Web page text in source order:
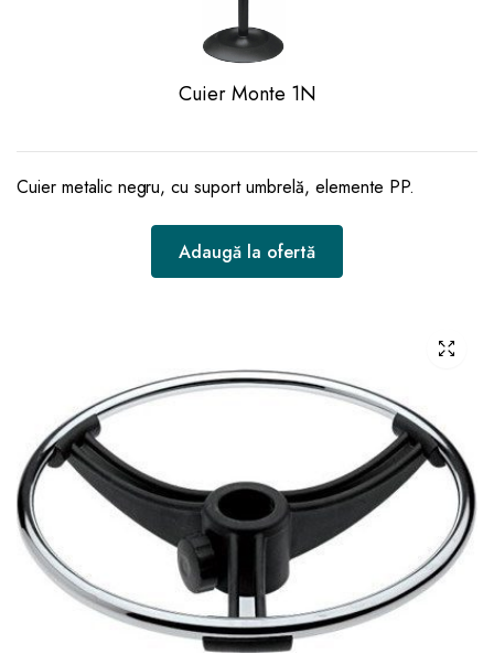
Cuier Monte 1N
Cuier metalic negru, cu suport umbrelă, elemente PP.
Adaugă la ofertă